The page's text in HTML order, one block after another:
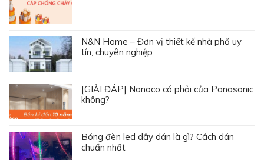
N&N Home – Đơn vị thiết kế nhà phố uy
tín, chuyên nghiệp
[GIẢI ĐÁP] Nanoco có phải của Panasonic
không?
Bóng đèn led dây dán là gì? Cách dán
chuẩn nhất